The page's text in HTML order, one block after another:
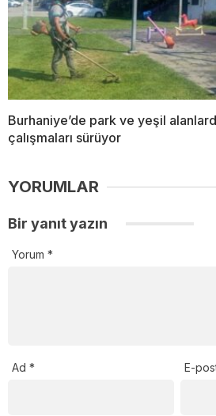
Burhaniye’de park ve yeşil
çalışmaları sürüyor
YORUMLAR
Bir yanıt yazın
Yorum *
Ad * E-